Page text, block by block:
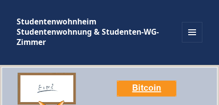
Studentenwohnheim
Studentenwohnung & Studenten-WG-
Zimmer